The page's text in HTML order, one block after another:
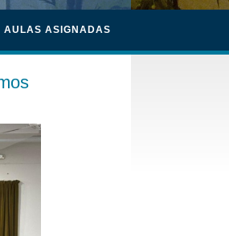
AULAS ASIGNADAS